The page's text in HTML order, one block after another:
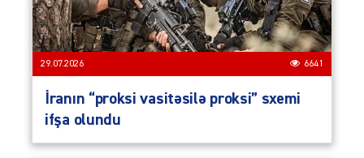
29.07.2026 6641
İranın “proksi vasitəsilə proksi” sxemi
ifşa olundu